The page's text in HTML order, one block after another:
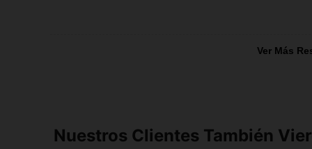
Ver Más
Nuestros Clientes También